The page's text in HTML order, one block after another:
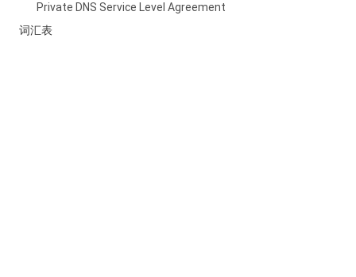
Private DNS Service Level Agreement
词汇表